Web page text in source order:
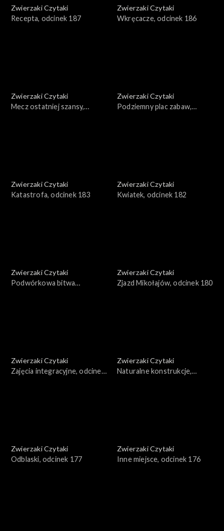
Zwierzaki Czytaki
Recepta, odcinek 187
Zwierzaki Czytaki
Wkręcacze, odcinek 186
Zwierzaki Czytaki
Mecz ostatniej szansy,
Zwierzaki Czytaki
Podziemny plac zabaw,
Zwierzaki Czytaki
Katastrofa, odcinek 183
Zwierzaki Czytaki
Kwiatek, odcinek 182
Zwierzaki Czytaki
Podwórkowa bitwa
Zwierzaki Czytaki
Zjazd Mikołajów, odcinek 180
Zwierzaki Czytaki
Zajęcia integracyjne, odcinek
Zwierzaki Czytaki
Naturalne konstrukcje,
Zwierzaki Czytaki
Odblaski, odcinek 177
Zwierzaki Czytaki
Inne miejsce, odcinek 176